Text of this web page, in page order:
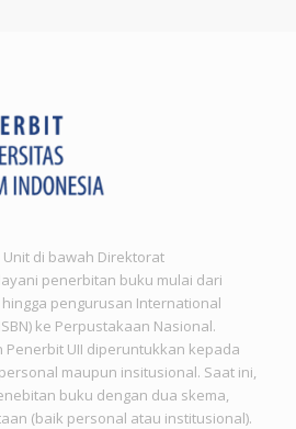
di bawah Direktorat
penerbitan buku mulai dari
pengurusan International
ke Perpustakaan Nasional.
Penerbit UII diperuntukkan kepada
maupun insitusional. Saat ini,
buku dengan dua skema,
(baik personal atau institusional).